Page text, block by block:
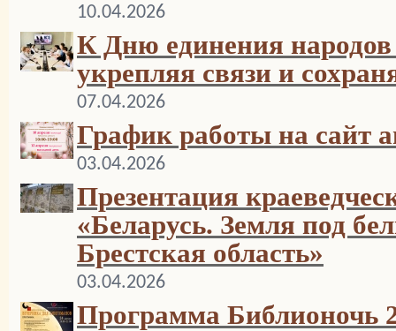
10.04.2026
К Дню единения
укрепляя связи и
07.04.2026
График работы на сайт
03.04.2026
Презентация
«Беларусь. Земля под
Брестская область»
03.04.2026
Программа Библионочь